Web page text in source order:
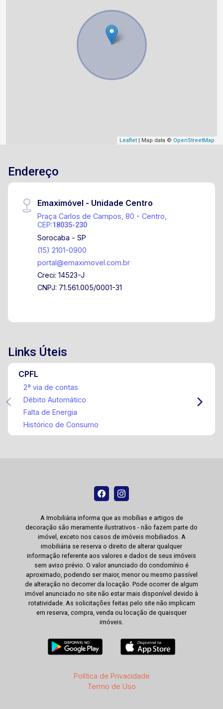
Leaflet | Map data © OpenStreetMap
Endereço
Emaximóvel - Unidade Centro
Praça Carlos de Campos, 80 - Centro,
CEP:18035-230
Sorocaba - SP
(15) 2101-0900
portal@emaximovel.com.br
Creci: 14523-J
CNPJ: 71.561.005/0001-31
Links Úteis
CPFL
2ª via de contas
Débito Automático
Falta de Energia
Histórico de Consumo
A Imobiliária informa que as mobílias e artigos de
decoração são meramente ilustrativos - não fazem parte do
imóvel, exceto nos casos de imóveis mobiliados. A
imobiliária se reserva o direito de alterar qualquer
informação referente aos valores e dados de seus imóveis
sem aviso prévio. O valor anunciado do condomínio é
aproximado, podendo ser maior, menor ou mesmo passível
de alteração no decorrer da locação. Pode ocorrer de algum
imóvel anunciado no site não estar mais disponível devido à
rotatividade. As solicitações feitas pelo site não implicam
em reserva, compra, venda ou locação de quaisquer
imóveis.
Política de Privacidade
Termo de Uso